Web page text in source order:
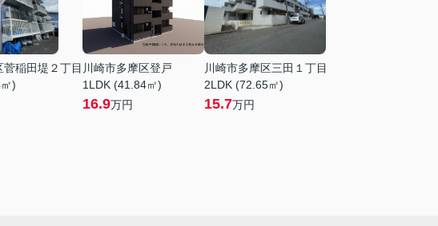
菅稲田堤２丁目
)
川崎市多摩区登戸
1LDK (41.84㎡)
16.9万円
川崎市多摩区三田１丁目
2LDK (72.65㎡)
15.7万円